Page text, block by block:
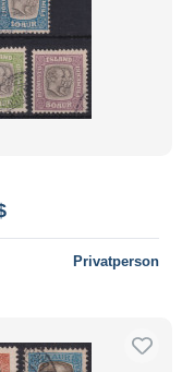
Privatperson